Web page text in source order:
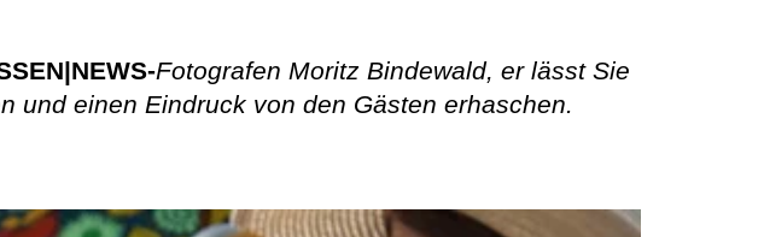
Fotografen Moritz Bindewald, er lässt Sie
und einen Eindruck von den Gästen erhaschen.